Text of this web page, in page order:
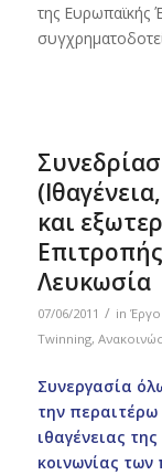
της Ευρωπαϊκής
και
Λευκωσία
07/06/2011 / in Έργο
Twinning,
Συνεργασία
την
ιθαγένειας
κοινωνίας των